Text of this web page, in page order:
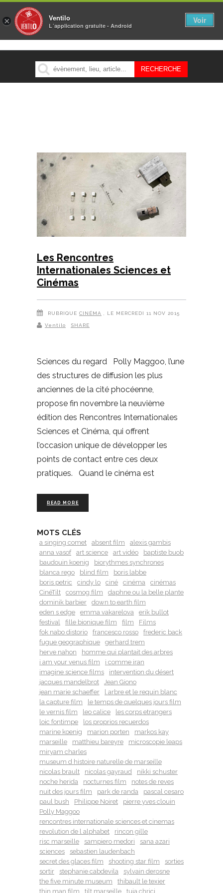
MENU
Les Rencontres
Internationales Sciences et
Cinémas
RUBRIQUE CINÉMA , LE MERCREDI 11 NOV 2015
Ventilo SHARE
Sciences du regard Polly Maggoo, l’une
des structures de diffusion les plus
anciennes de la cité phocéenne,
propose fin novembre la neuvième
édition des Rencontres Internationales
Sciences et Cinéma, qui offrent
l’occasion unique de développer les
points de contact entre ces deux
pratiques. Quand le cinéma est
READ MORE
MOTS CLÉS
a singing comet absent film
alexis gambis
anna vasof
art science art vidéo
baptiste buob
baudouin koenig
biorythmes synchrones
blanca rego
blind film
boris labbe
boris petric
cindy lo ciné cinéma
cinémas
CinéTilt
cosmog film
daphne ou la belle plante
dominik barbier
down to earth film
eden s edge
emma vakarelova
erik bullot
festival
fille bionique film film
Films
fok nabo distorio
francesco rosso
frederic back
fugue geographique
gerhard trem
herve nahon
homme qui plantait des arbres
i am your venus film
i comme iran
imagine science films
intervention du désert
jacques mandelbrot
Jean Giono
jean marie schaeffer
l arbre et le requin blanc
la capture film
le temps de quelques jours film
le vernis film
leo calice
les corps etrangers
loic fontimpe
los proprios recuerdos
marine koenig
marion porten
markos kay
marseille
matthieu bareyre
microscopie leaps
miryam charles
museum d histoire naturelle de marseille
nicolas brault
nicolas gayraud
nikki schuster
noche herida
nocturnes film
notes de reves
nuit des jours film
park de randa
pascal cesaro
paul bush
Philippe Noiret
pierre yves clouin
Polly Maggoo
rencontres internationale sciences et cinemas
revolution de l alphabet
rincon gille
risc marseille
sampiero medori
sana azari
sciences
sebastien laudenbach
secret des glaces film
shooting star film
sorties
sortir
stephanie cabdevila
sylvain derosne
the five minute museum
thibault le texier
thin man film
tilt marseille tuia chrici
× Ventilo
L´application gratuite - Android
Voir